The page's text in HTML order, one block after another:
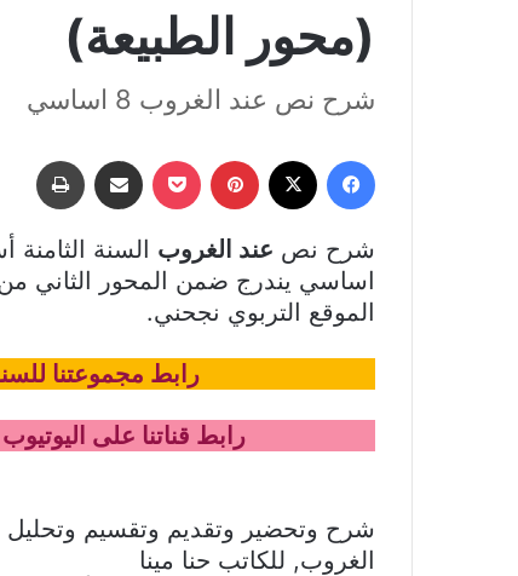
(محور الطبيعة)
شرح نص عند الغروب 8 اساسي
فيسبوك بينتيريست ‫Pocket مشاركة عبر البريد
شرح نص عند الغروب السنة
الموقع التربوي نجحني.
رابط مجموعتنا
رابط قناتنا على
شرح وتحضير وتقديم وتقسيم
الغروب, للكاتب حنا مينا